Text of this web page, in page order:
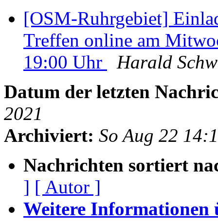
[OSM-Ruhrgebiet]
Treffen online am
19:00 Uhr
Harald
Datum der letzten
2021
Archiviert: So Aug 22
Nachrichten sortiert
] [ Autor ]
Weitere Informationen